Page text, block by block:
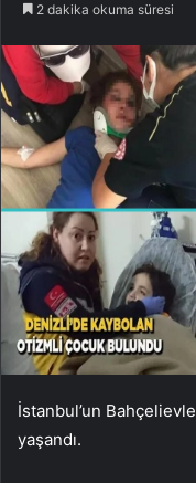
2 dakika okuma süresi
İstanbul’un
yaşandı.